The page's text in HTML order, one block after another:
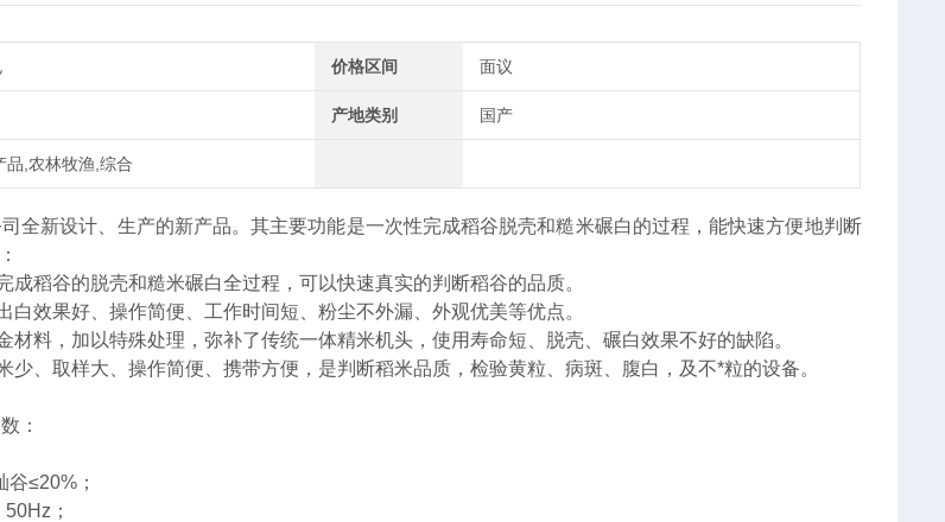
价格区间 面议
产地类别 国产
品,农林牧渔,综合
全新设计、生产的新产品。其主要功能是一次性完成稻谷脱壳和糙米碾白的过程，能快速方便地判断
成稻谷的脱壳和糙米碾白全过程，可以快速真实的判断稻谷的品质。
白效果好、操作简便、工作时间短、粉尘不外漏、外观优美等优点。
材料，加以特殊处理，弥补了传统一体精米机头，使用寿命短、脱壳、碾白效果不好的缺陷。
少、取样大、操作简便、携带方便，是判断稻米品质，检验黄粒、病斑、腹白，及不*粒的设备。
：
（270ml）
、籼谷≤20%；
；